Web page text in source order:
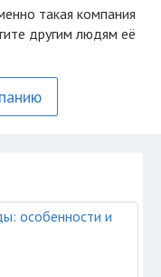
такая компания
другим людям её